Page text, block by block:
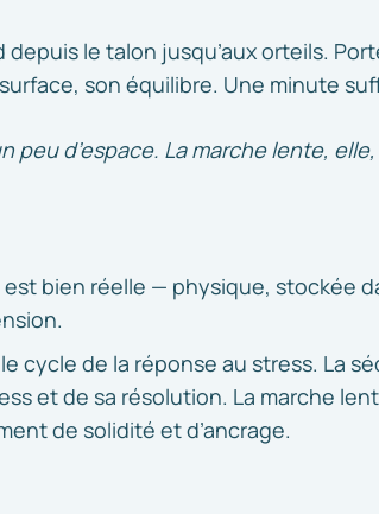
le talon jusqu’aux orteils.
son équilibre. Une minute
d’espace. La marche lente,
bien réelle — physique, stockée
cycle de la réponse au stress. La
et de sa résolution. La marche
de solidité et d’ancrage.